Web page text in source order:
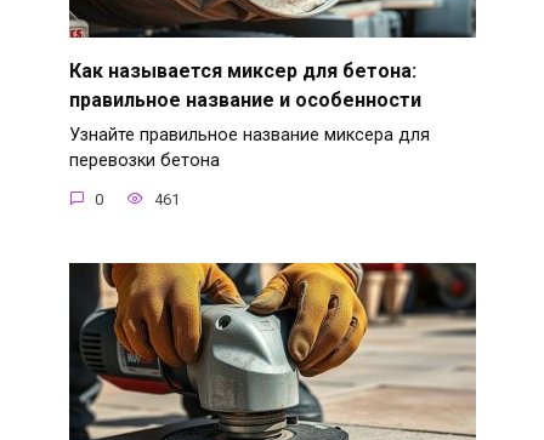
Как называется миксер для бетона:
правильное название и особенности
Узнайте правильное название миксера для
перевозки бетона
0 461